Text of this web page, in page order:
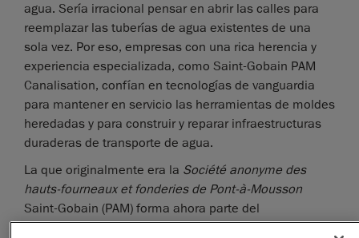
agua. Sería irracional pensar en abrir las calles para
reemplazar las tuberías de agua existentes de una
sola vez. Por eso, empresas con una rica herencia y
experiencia especializada, como Saint-Gobain PAM
Canalisation, confían en tecnologías de vanguardia
para mantener en servicio las herramientas de moldes
heredadas y para construir y reparar infraestructuras
duraderas de transporte de agua.
La que originalmente era la Société anonyme des
hauts-fourneaux et fonderies de Pont-à-Mousson
Saint-Gobain (PAM) forma ahora parte del
Grupo Saint-Gobain. Fundada en 1856, PAM celebró